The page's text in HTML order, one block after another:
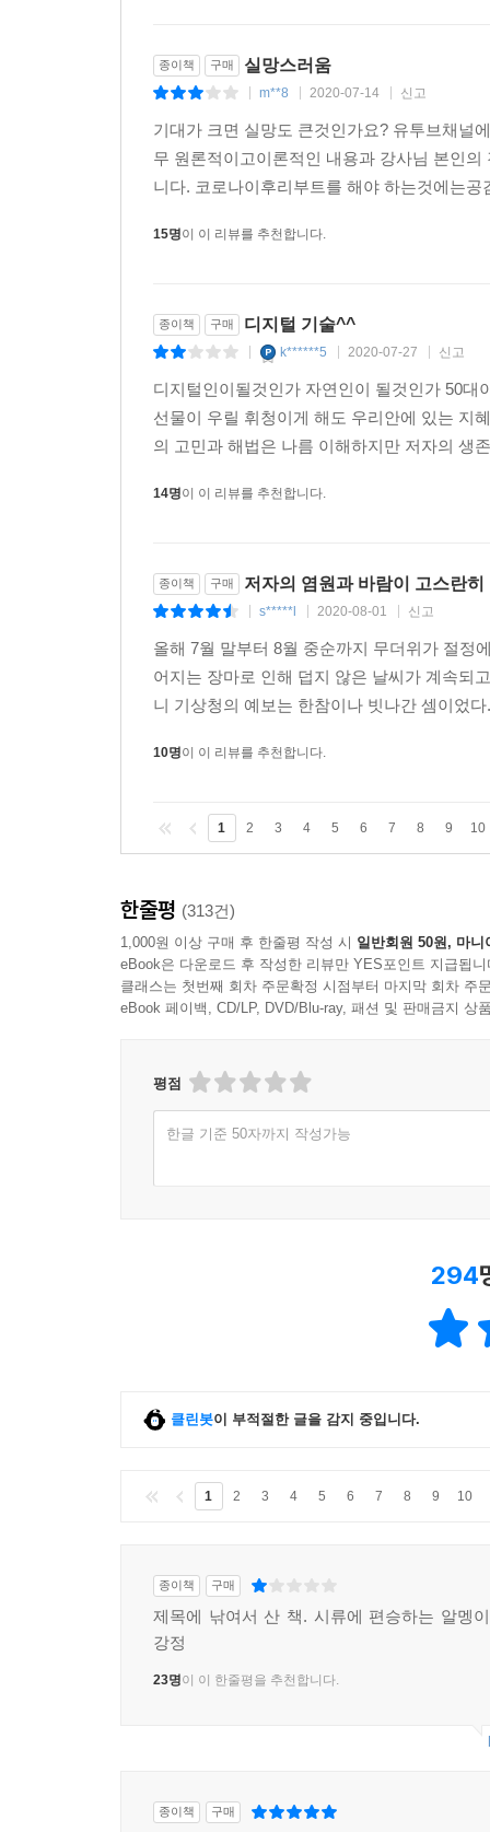
살리는 리부트 시나리오를 써라]에서는 코로나
되어야 일자리를 구한다]에서는 4차 산업과 디지
알아본다. 마지막으로 [Part 5. 공존의 철학자 ‘
‘어떻게 우리의 마음을 다잡고 용기와 희망을 가
지금까지 잠시 멈춰 있었다면 인생을 다시 시
종이책 구매 실망스러움
m**8 2020-07-14 신고
기대가 크면 실망도 큰것인가요? 유투브채널
무 원론적이고이론적인 내용과 강사님 본인
니다. 코로나이후리부트를 해야 하는것에는
15명이 이 리뷰를 추천합니다.
종이책 구매 디지털 기술^^
k******5 2020-07-27 신고
디지털인이될것인가 자연인이 될것인가 50
선물이 우릴 휘청이게 해도 우리안에 있는 지
의 고민과 해법은 나름 이해하지만 저자의 생
14명이 이 리뷰를 추천합니다.
종이책 구매 저자의 염원과 바람이 고스란히
s*****l 2020-08-01 신고
올해 7월 말부터 8월 중순까지 무더위가 절정
어지는 장마로 인해 덥지 않은 날씨가 계속되
니 기상청의 예보는 한참이나 빗나간 셈이었
10명이 이 리뷰를 추천합니다.
1 2 3 4 5 6 7 8 9 10
한줄평 (313건)
1,000원 이상 구매 후 한줄평 작성 시 일반회원 50원, 마니
eBook은 다운로드 후 작성한 리뷰만 YES포인트 지급됩니
클래스는 첫번째 회차 주문확정 시점부터 마지막 회차 주
eBook 페이백, CD/LP, DVD/Blu-ray, 패션 및 판매금지 상
평점
한글 기준 50자까지 작성가능
294
클린봇이 부적절한 글을 감지 중입니다.
1 2 3 4 5 6 7 8 9 10
종이책 구매
제목에 낚여서 산 책. 시류에 편승하는 알멩
강정
23명이 이 한줄평을 추천합니다.
종이책 구매